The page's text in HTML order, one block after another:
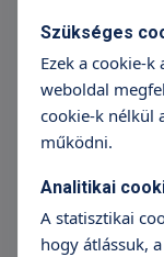
1 869 000 Ft
+36
Szükséges
Ezek a cookie-
weboldal
cookie-k nélkül
működni.
Analitikai
A statisztikai
hogy átlássuk,